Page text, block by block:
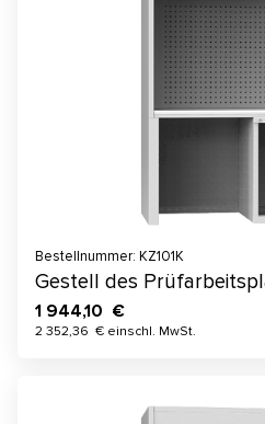
Bestellnummer: KZ101K
Gestell des
1 944,10 €
2 352,36 € einschl. MwSt.